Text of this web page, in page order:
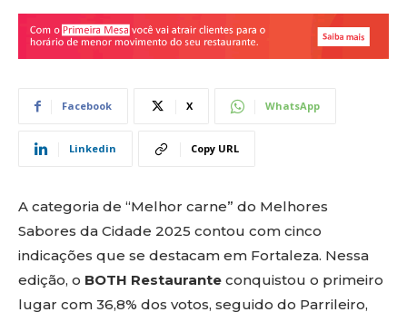
Facebook X WhatsApp
Linkedin Copy URL
A categoria de “Melhor carne” do Melhores
Sabores da Cidade 2025 contou com cinco
indicações que se destacam em Fortaleza. Nessa
edição, o BOTH Restaurante conquistou o primeiro
lugar com 36,8% dos votos, seguido do Parrileiro,